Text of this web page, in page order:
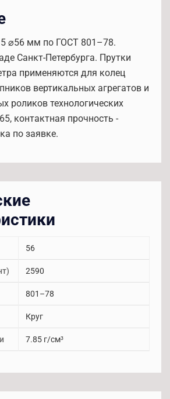
⌀56 мм по ГОСТ 801–78.
Санкт-Петербурга. Прутки
применяются для колец
вертикальных агрегатов и
роликов технологических
контактная прочность -
по заявке.
56
2590
801–78
Круг
7.85 г/см³